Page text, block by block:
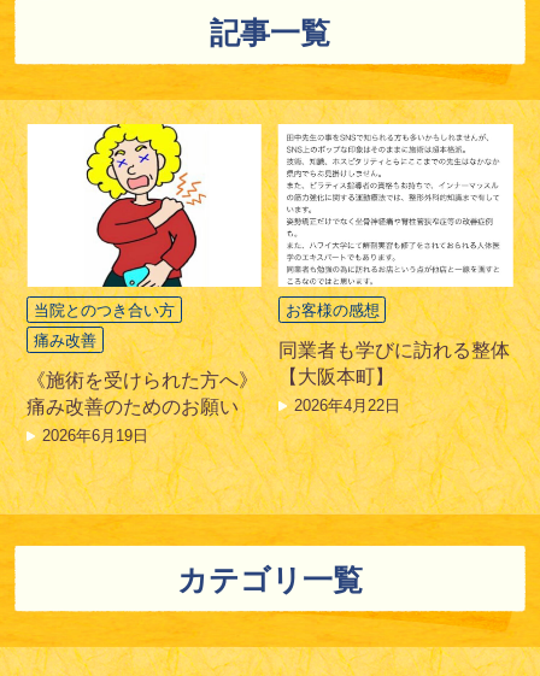
記事一覧
当院とのつき合い方
痛み改善
《施術を受けられた方へ》
痛み改善のためのお願い
2026年6月19日
お客様の感想
同業者も学びに訪れる整体
【大阪本町】
2026年4月22日
カテゴリ一覧